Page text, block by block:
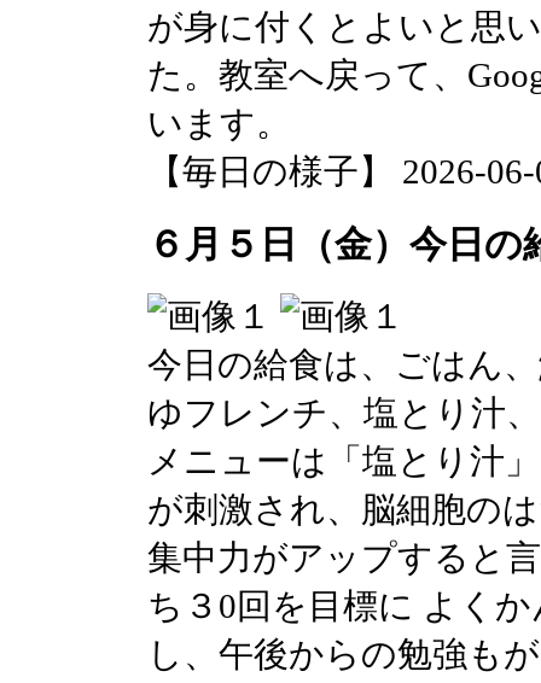
が身に付くとよいと思
た。教室へ戻って、
います。
【毎日の様子】 2026-
６月５日（金）今日の
今日の給食は、ごはん
ゆフレンチ、塩とり汁
メニューは「塩とり汁
が刺激され、脳細胞の
集中力がアップすると
ち３0回を目標に よく
し、午後からの勉強も